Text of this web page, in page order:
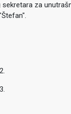
za